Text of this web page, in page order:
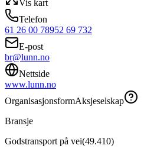
Vis kart
Telefon
61 26 00 78952 69 732
E-post
br@lunn.no
Nettside
www.lunn.no
OrganisasjonsformAksjeselskap
Bransje
Godstransport på vei(49.410)